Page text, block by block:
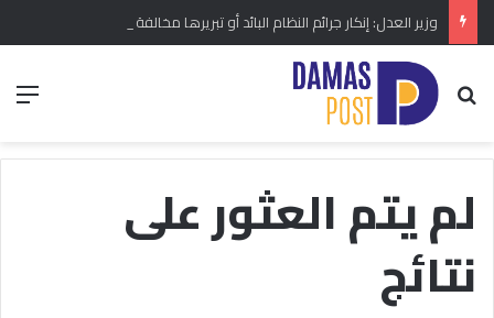
بحث عن
لم يتم العثور على
نتائج